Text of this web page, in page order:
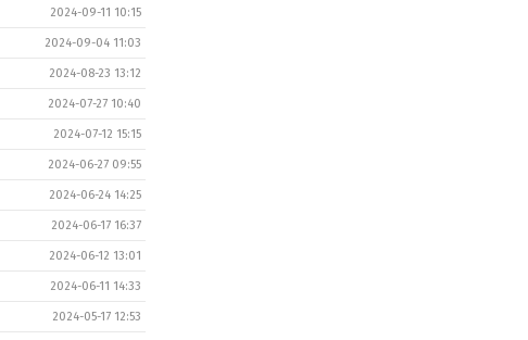
2024-09-11 10:15
2024-09-04 11:03
2024-08-23 13:12
2024-07-27 10:40
2024-07-12 15:15
2024-06-27 09:55
2024-06-24 14:25
2024-06-17 16:37
2024-06-12 13:01
2024-06-11 14:33
2024-05-17 12:53